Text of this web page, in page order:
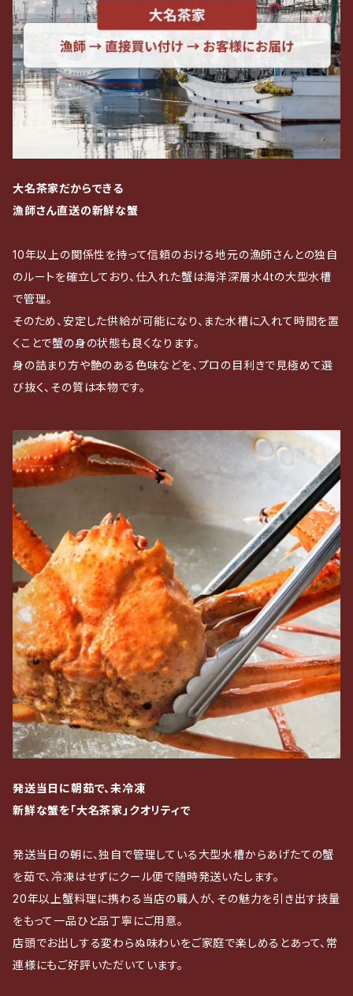
大名茶家だからできる
漁師さん直送の新鮮な蟹
10年以上の関係性を持って信頼のおける地元の漁師さんとの独自
のルートを確立しており、仕入れた蟹は海洋深層水4tの大型水槽
で管理。
そのため、安定した供給が可能になり、また水槽に入れて時間を置
くことで蟹の身の状態も良くなります。
身の詰まり方や艶のある色味などを、プロの目利きで見極めて選
び抜く、その質は本物です。
発送当日に朝茹で、未冷凍
新鮮な蟹を「大名茶家」クオリティで
発送当日の朝に、独自で管理している大型水槽からあげたての蟹
を茹で、冷凍はせずにクール便で随時発送いたします。
20年以上蟹料理に携わる当店の職人が、その魅力を引き出す技量
をもって一品ひと品丁寧にご用意。
店頭でお出しする変わらぬ味わいをご家庭で楽しめるとあって、常
連様にもご好評いただいています。